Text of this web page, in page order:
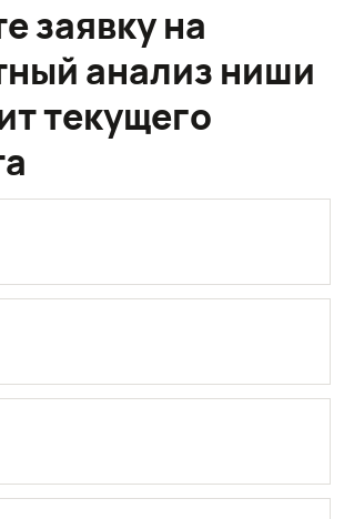
заявку на
анализ ниши
текущего